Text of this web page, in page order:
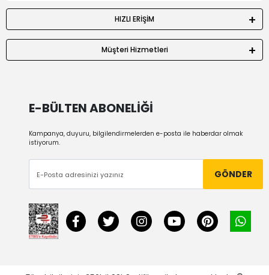
HIZLI ERİŞİM
Müşteri Hizmetleri
E-BÜLTEN ABONELİĞİ
Kampanya, duyuru, bilgilendirmelerden e-posta ile haberdar olmak
istiyorum.
GÖNDER